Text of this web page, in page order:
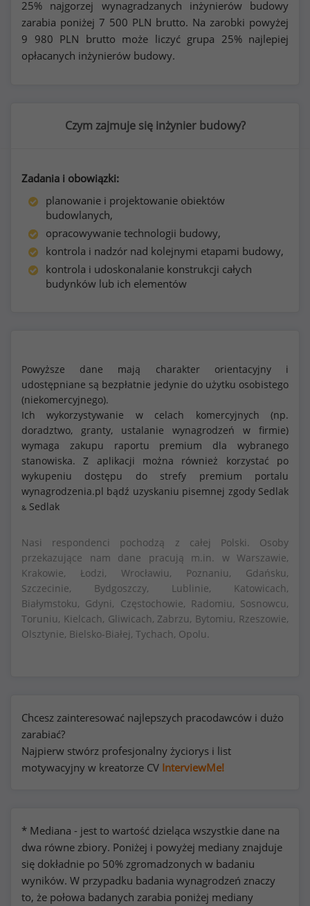
25% najgorzej wynagradzanych inżynierów budowy
zarabia poniżej 7 500 PLN brutto. Na zarobki powyżej
9 980 PLN brutto może liczyć grupa 25% najlepiej
opłacanych inżynierów budowy.
Czym zajmuje się inżynier budowy?
Zadania i obowiązki:
planowanie i projektowanie obiektów
budowlanych,
opracowywanie technologii budowy,
kontrola i nadzór nad kolejnymi etapami budowy,
kontrola i udoskonalanie konstrukcji całych
budynków lub ich elementów
Powyższe dane mają charakter orientacyjny i
udostępniane są bezpłatnie jedynie do użytku osobistego
(niekomercyjnego).
Ich wykorzystywanie w celach komercyjnych (np.
doradztwo, granty, ustalanie wynagrodzeń w firmie)
wymaga zakupu raportu premium dla wybranego
stanowiska. Z aplikacji można również korzystać po
wykupeniu dostępu do strefy premium portalu
wynagrodzenia.pl bądź uzyskaniu pisemnej zgody Sedlak
& Sedlak
Nasi respondenci pochodzą z całej Polski. Osoby
przekazujące nam dane pracują m.in. w Warszawie,
Krakowie, Łodzi, Wrocławiu, Poznaniu, Gdańsku,
Szczecinie, Bydgoszczy, Lublinie, Katowicach,
Białymstoku, Gdyni, Częstochowie, Radomiu, Sosnowcu,
Toruniu, Kielcach, Gliwicach, Zabrzu, Bytomiu, Rzeszowie,
Olsztynie, Bielsko-Białej, Tychach, Opolu.
Chcesz zainteresować najlepszych pracodawców i dużo
zarabiać?
Najpierw stwórz profesjonalny życiorys i list
motywacyjny w kreatorze CV InterviewMe!
* Mediana - jest to wartość dzieląca wszystkie dane na
dwa równe zbiory. Poniżej i powyżej mediany znajduje
się dokładnie po 50% zgromadzonych w badaniu
wyników. W przypadku badania wynagrodzeń znaczy
to, że połowa badanych zarabia poniżej mediany